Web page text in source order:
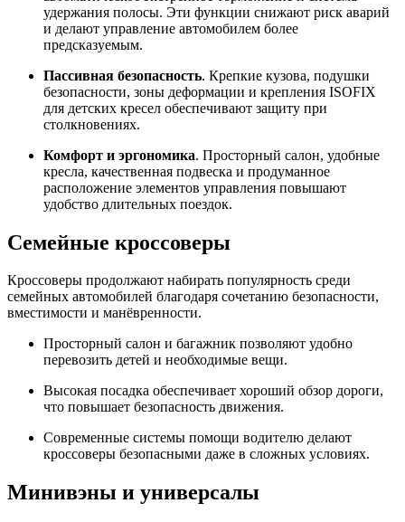
удержания полосы. Эти функции снижают риск аварий
и делают управление автомобилем более
предсказуемым.
Пассивная безопасность. Крепкие кузова, подушки
безопасности, зоны деформации и крепления ISOFIX
для детских кресел обеспечивают защиту при
столкновениях.
Комфорт и эргономика. Просторный салон, удобные
кресла, качественная подвеска и продуманное
расположение элементов управления повышают
удобство длительных поездок.
Семейные кроссоверы
Кроссоверы продолжают набирать популярность среди
семейных автомобилей благодаря сочетанию безопасности,
вместимости и манёвренности.
Просторный салон и багажник позволяют удобно
перевозить детей и необходимые вещи.
Высокая посадка обеспечивает хороший обзор дороги,
что повышает безопасность движения.
Современные системы помощи водителю делают
кроссоверы безопасными даже в сложных условиях.
Минивэны и универсалы